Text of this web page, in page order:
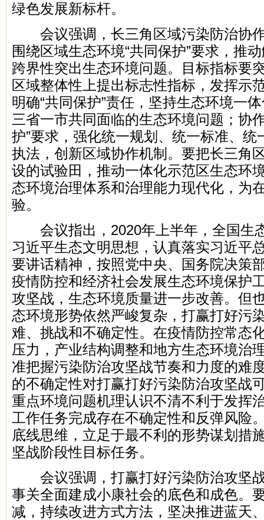
绿色发展新标杆。
会议强调，长三角区域污染防治协
围绕区域生态环境“共同保护”要求，推
跨界性突出生态环境问题。目标指标要
区域整体性上提出标志性指标，发挥示
明确“共同保护”责任，坚持生态环境一
三省一市共同面临的生态环境问题；协
护”要求，强化统一规划、统一标准、
执法，创新区域协作机制。要把长三角
设的试验田，推动一体化示范区生态环
态环境治理体系和治理能力现代化，为
验。
会议指出，2020年上半年，全国生
习近平生态文明思想，认真落实习近平
要讲话精神，按照党中央、国务院决策
疫情防控和经济社会发展生态环境保护
攻坚战，生态环境质量进一步改善。但
态环境形势依然严峻复杂，打赢打好污
难、挑战和不确定性。在疫情防控常态
压力，产业结构调整和地方生态环境治
准把握污染防治攻坚战节奏和力度的难
的不确定性对打赢打好污染防治攻坚战
重点环境问题机理认识不清不利于发挥
工作任务完成存在不确定性和反弹风险
底线思维，立足于最不利的形势谋划措
坚战阶段性目标任务。
会议强调，打赢打好污染防治攻坚
事关全面建成小康社会的底色和成色。
减，持续改进方式方法，坚决推进蓝天